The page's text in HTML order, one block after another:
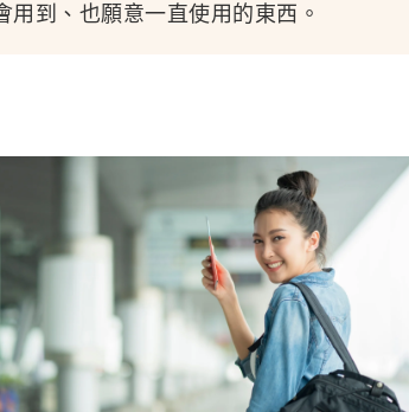
到、也願意一直使用的東西。